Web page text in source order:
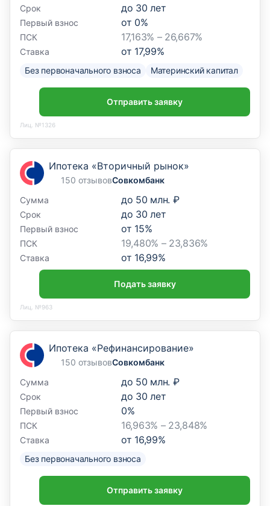
Срок до 30 лет
Первый взнос от 0%
ПСК 17,163% – 26,667%
Ставка от 17,99%
Без первоначального взноса Материнский капитал
Отправить заявку
Лиц. №1326
Ипотека «Вторичный рынок»
150 отзывовСовкомбанк
Сумма
до 50 млн. ₽
Срок до 30 лет
Первый взнос от 15%
ПСК 19,480% – 23,836%
Ставка от 16,99%
Подать заявку
Лиц. №963
Ипотека «Рефинансирование»
150 отзывовСовкомбанк
Сумма
до 50 млн. ₽
Срок до 30 лет
Первый взнос 0%
ПСК 16,963% – 23,848%
Ставка от 16,99%
Без первоначального взноса
Отправить заявку